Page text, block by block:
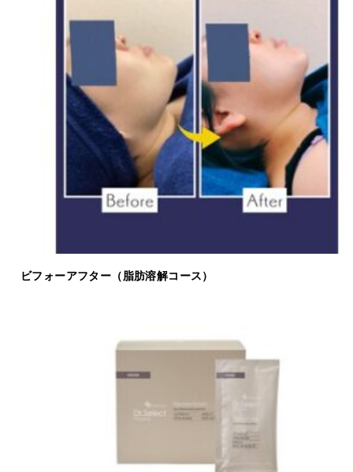
ビフォーアフター（脂肪溶解コース）